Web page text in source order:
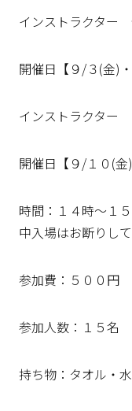
インストラクター
開催日【９/３(金)
インストラクター
開催日【９/１０(金
時間：１４時～１
中入場はお断りし
参加費：５００円
参加人数：１５名
持ち物：タオル・